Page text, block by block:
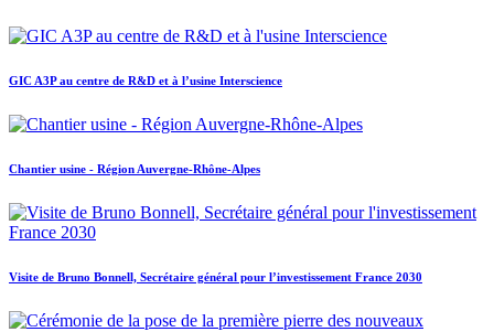
GIC A3P au centre de R&D et à l’usine Interscience
Chantier usine - Région Auvergne-Rhône-Alpes
Visite de Bruno Bonnell, Secrétaire général pour l’investissement France 2030